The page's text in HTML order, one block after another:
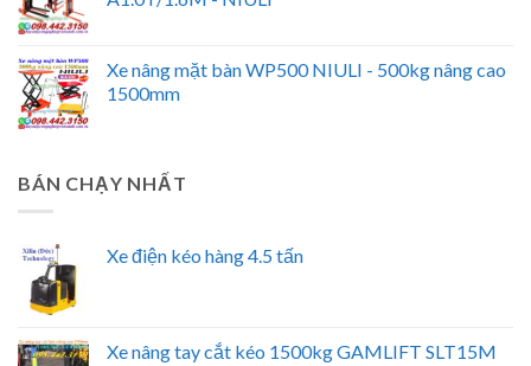
Xe nâng mặt bàn WP500 NIULI - 500kg nâng cao
1500mm
BÁN CHẠY NHẤT
Xe điện kéo hàng 4.5 tấn
Xe nâng tay cắt kéo 1500kg GAMLIFT SLT15M